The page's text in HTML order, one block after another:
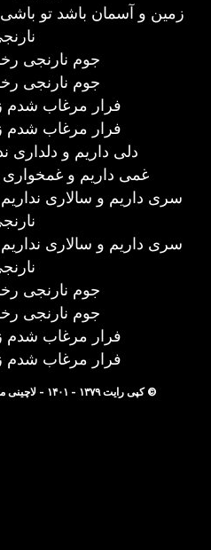
زمین و آسمان باشد تو
جوم نارنجی
جوم نارنجی
فرار مرغاب شدم
فرار مرغاب شدم
دلی داریم و دلداری
غمی داریم و غمخواری
سری داریم و سالاری
سری داریم و سالاری
جوم نارنجی
جوم نارنجی
فرار مرغاب شدم
فرار مرغاب شدم
© کپی رایت ۱۳۷۹ - ۱۴۰۱ - لاچینی میدیا - کلیه حقوق محفوظ است